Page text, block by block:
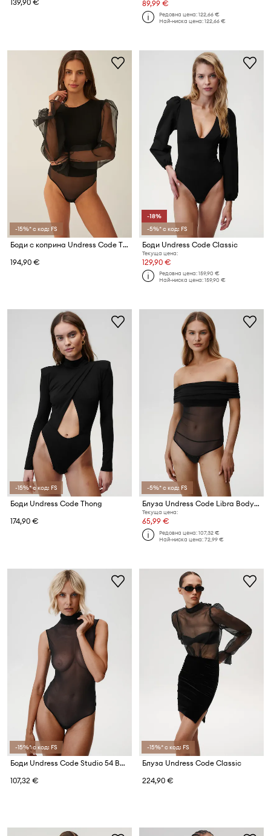
139,90 € 89,99 €
Редовна цена:122,66 €
Най-ниска цена:122,66 €
-15%* с код: FS
Боди с коприна Undress Code Thong
194,90 €
-18%
-5%* с код: FS
Боди Undress Code Classic
Текуща цена:
129,90 €
Редовна цена:159,90 €
Най-ниска цена:159,90 €
-15%* с код: FS
Боди Undress Code Thong
174,90 €
-5%* с код: FS
Блуза Undress Code Libra Bodysuit Thong
Текуща цена:
65,99 €
Редовна цена:107,32 €
Най-ниска цена:72,99 €
-15%* с код: FS
Боди Undress Code Studio 54 Bodysuit Thong
107,32 €
-15%* с код: FS
Блуза Undress Code Classic
224,90 €